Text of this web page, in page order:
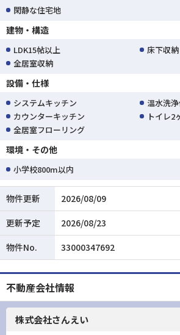
閑静な住宅地
建物・構造
LDK15帖以上
床下収納
全居室収納
設備・仕様
システムキッチン
温水洗
カウンターキッチン
トイレ2
全居室フローリング
環境・その他
小学校800m以内
物件更新
2026/08/09
更新予定
2026/08/23
物件No.
33000347692
不動産会社情報
株式会社さんえい